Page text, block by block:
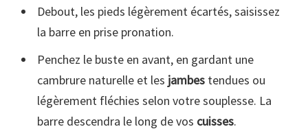
Debout, les pieds légèrement écartés, saisissez
la barre en prise pronation.
Penchez le buste en avant, en gardant une
cambrure naturelle et les jambestendues ou
légèrement fléchies selon votre souplesse. La
barre descendra le long de vos cuisses.